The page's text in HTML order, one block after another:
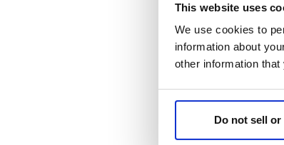
This website uses
We use cookies to
information about
other information
Do not sell
Esperem veure-us a l’
sales de reunions i